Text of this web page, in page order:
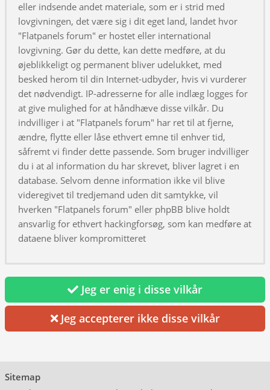
eller indsende andet materiale, som er i strid med
lovgivningen, det være sig i dit eget land, landet hvor
"Flatpanels forum" er hostet eller international
lovgivning. Gør du dette, kan dette medføre, at du
øjeblikkeligt og permanent bliver udelukket, med
besked herom til din Internet-udbyder, hvis vi vurderer
det nødvendigt. IP-adresserne for alle indlæg logges for
at give mulighed for at håndhæve disse vilkår. Du
indvilliger i at "Flatpanels forum" har ret til at fjerne,
ændre, flytte eller låse ethvert emne til enhver tid,
såfremt vi finder dette passende. Som bruger indvilliger
du i at al information du har skrevet, bliver lagret i en
database. Selvom denne information ikke vil blive
videregivet til tredjemand uden dit samtykke, vil
hverken "Flatpanels forum" eller phpBB blive holdt
ansvarlig for ethvert hackingforsøg, som kan medføre at
dataene bliver kompromitteret
Jeg er enig i disse vilkår
Jeg accepterer ikke disse vilkår
Sitemap